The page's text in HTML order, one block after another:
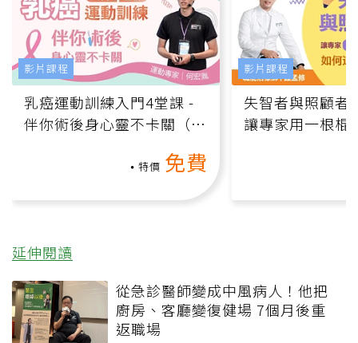
乳癌運動訓練入門4堂課 -
伴你術後身心靈不卡關（線
特價 免費
影片課程
失智者與照顧者
讓專家用一根棍
影片課程
延伸閱讀
從急診醫師變成中風病人！他把
廚房、客廳變復健場 7個月後重
返職場